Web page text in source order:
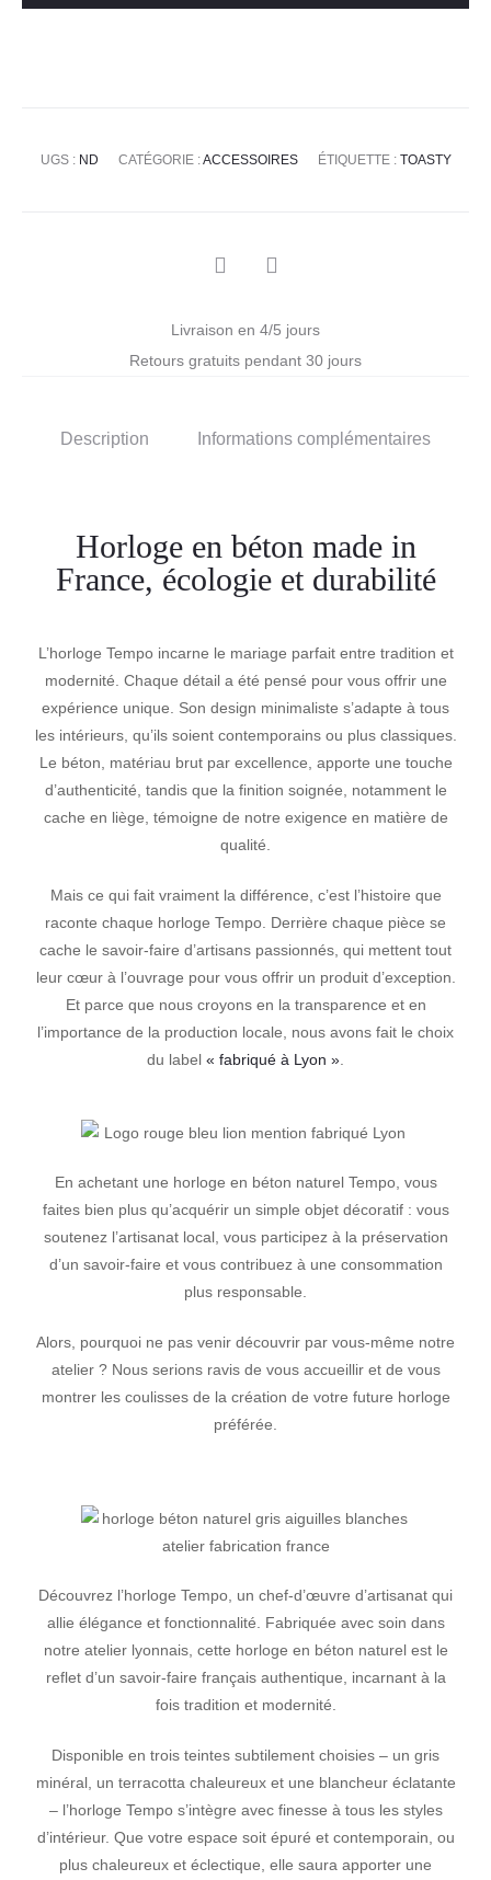
UGS : ND CATÉGORIE :ACCESSOIRES ÉTIQUETTE : TOASTY
Livraison en 4/5 jours
Retours gratuits pendant 30 jours
Description Informations complémentaires
Horloge en béton made in
France, écologie et durabilité
L’horloge Tempo incarne le mariage parfait entre tradition et
modernité. Chaque détail a été pensé pour vous offrir une
expérience unique. Son design minimaliste s’adapte à tous
les intérieurs, qu’ils soient contemporains ou plus classiques.
Le béton, matériau brut par excellence, apporte une touche
d’authenticité, tandis que la finition soignée, notamment le
cache en liège, témoigne de notre exigence en matière de
qualité.
Mais ce qui fait vraiment la différence, c’est l’histoire que
raconte chaque horloge Tempo. Derrière chaque pièce se
cache le savoir-faire d’artisans passionnés, qui mettent tout
leur cœur à l’ouvrage pour vous offrir un produit d’exception.
Et parce que nous croyons en la transparence et en
l’importance de la production locale, nous avons fait le choix
du label « fabriqué à Lyon »
En achetant une horloge en béton naturel Tempo, vous
faites bien plus qu’acquérir un simple objet décoratif : vous
soutenez l’artisanat local, vous participez à la préservation
d’un savoir-faire et vous contribuez à une consommation
plus responsable.
Alors, pourquoi ne pas venir découvrir par vous-même notre
atelier ? Nous serions ravis de vous accueillir et de vous
montrer les coulisses de la création de votre future horloge
préférée.
Découvrez l’horloge Tempo, un chef-d’œuvre d’artisanat qui
allie élégance et fonctionnalité. Fabriquée avec soin dans
notre atelier lyonnais, cette horloge en béton naturel est le
reflet d’un savoir-faire français authentique, incarnant à la
fois tradition et modernité.
Disponible en trois teintes subtilement choisies – un gris
minéral, un terracotta chaleureux et une blancheur éclatante
– l’horloge Tempo s’intègre avec finesse à tous les styles
d’intérieur. Que votre espace soit épuré et contemporain, ou
plus chaleureux et éclectique, elle saura apporter une